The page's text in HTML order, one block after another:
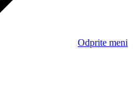
Odprite meni